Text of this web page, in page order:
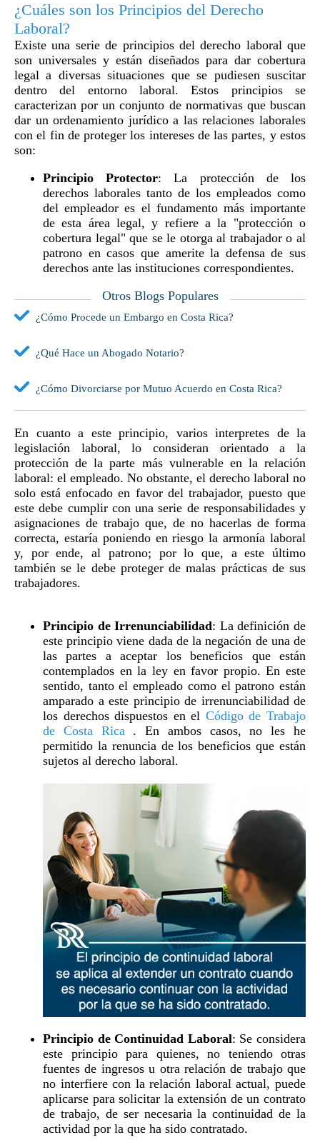
¿Cuáles son los Principios del Derecho
Laboral?
Existe una serie de principios del derecho laboral que
son universales y están diseñados para dar cobertura
legal a diversas situaciones que se pudiesen suscitar
dentro del entorno laboral. Estos principios se
caracterizan por un conjunto de normativas que buscan
dar un ordenamiento jurídico a las relaciones laborales
con el fin de proteger los intereses de las partes, y estos
son:
Principio Protector: La protección de los
derechos laborales tanto de los empleados como
del empleador es el fundamento más importante
de esta área legal, y refiere a la "protección o
cobertura legal" que se le otorga al trabajador o al
patrono en casos que amerite la defensa de sus
derechos ante las instituciones correspondientes.
Otros Blogs Populares
¿Cómo Procede un Embargo en Costa Rica?
¿Qué Hace un Abogado Notario?
¿Cómo Divorciarse por Mutuo Acuerdo en Costa Rica?
En cuanto a este principio, varios interpretes de la
legislación laboral, lo consideran orientado a la
protección de la parte más vulnerable en la relación
laboral: el empleado. No obstante, el derecho laboral no
solo está enfocado en favor del trabajador, puesto que
este debe cumplir con una serie de responsabilidades y
asignaciones de trabajo que, de no hacerlas de forma
correcta, estaría poniendo en riesgo la armonía laboral
y, por ende, al patrono; por lo que, a este último
también se le debe proteger de malas prácticas de sus
trabajadores.
Principio de Irrenunciabilidad: La definición de
este principio viene dada de la negación de una de
las partes a aceptar los beneficios que están
contemplados en la ley en favor propio. En este
sentido, tanto el empleado como el patrono están
amparado a este principio de irrenunciabilidad de
los derechos dispuestos en el Código de Trabajo
de Costa Rica. En ambos casos, no les he
permitido la renuncia de los beneficios que están
sujetos al derecho laboral.
Principio de Continuidad Laboral: Se considera
este principio para quienes, no teniendo otras
fuentes de ingresos u otra relación de trabajo que
no interfiere con la relación laboral actual, puede
aplicarse para solicitar la extensión de un contrato
de trabajo, de ser necesaria la continuidad de la
actividad por la que ha sido contratado.